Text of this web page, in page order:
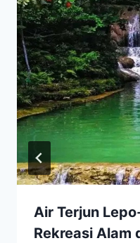
Air Terjun
Rekreasi Alam